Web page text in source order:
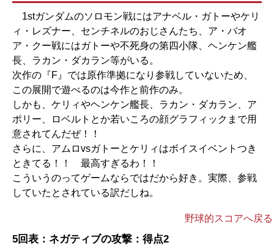
1stガンダムのソロモン戦にはアナベル・ガトーやケリ
ィ・レズナー、センチネルのおじさんたち、ア・バオ
ア・クー戦にはガトーや不死身の第四小隊、ヘンケン艦
長、ラカン・ダカラン等がいる。
次作の『F』では原作準拠になり参戦していないため、
この展開で遊べるのは今作と前作のみ。
しかも、ケリィやヘンケン艦長、ラカン・ダカラン、ア
ポリー、ロベルトとか若いころの顔グラフィックまで用
意されてんだぜ！！
さらに、アムロvsガトーとケリィはボイスイベントつき
ときてる！！ 最高すぎるわ！！
こういうのってゲームならではだから好き。実際、参戦
していたとされている訳だしね。
野球的スコアへ戻る
5回表：ネガティブの攻撃：得点2